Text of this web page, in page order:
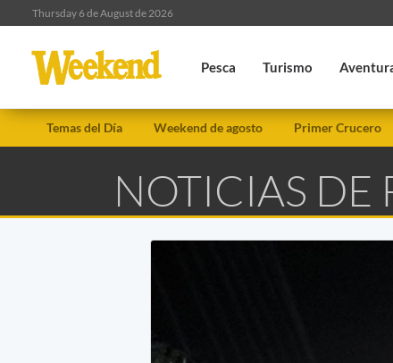
Thursday 6 de August de 2026
Pesca Turismo
Temas del Día Weekend de agosto Primer Crucero
NOTICIAS DE